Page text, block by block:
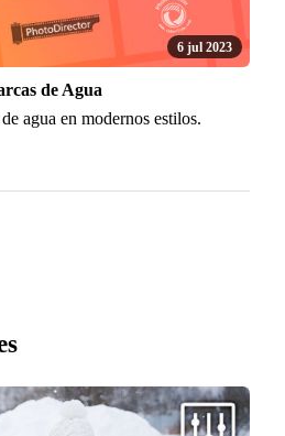
6 jul 2023
de Agua
agua en modernos estilos.